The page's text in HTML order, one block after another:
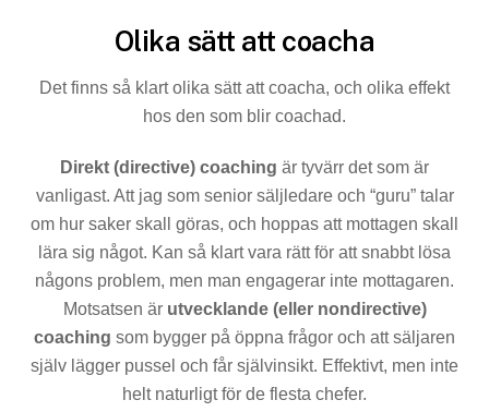
Olika sätt att coacha
Det finns så klart olika sätt att coacha, och olika effekt
hos den som blir coachad.
Direkt (directive) coaching är tyvärr det som är
vanligast. Att jag som senior säljledare och “guru” talar
om hur saker skall göras, och hoppas att mottagen skall
lära sig något. Kan så klart vara rätt för att snabbt lösa
någons problem, men man engagerar inte mottagaren.
Motsatsen är utvecklande (eller nondirective)
coaching som bygger på öppna frågor och att säljaren
själv lägger pussel och får självinsikt. Effektivt, men inte
helt naturligt för de flesta chefer.